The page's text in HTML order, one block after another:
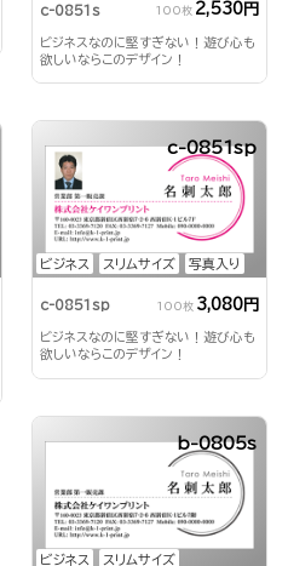
c-0851s 100枚 2,530円
ビジネスなのに堅すぎない！遊び心も
欲しいならこのデザイン！
ビジネス スリムサイズ 写真入り
c-0851sp
c-0851sp 100枚 3,080円
ビジネスなのに堅すぎない！遊び心も
欲しいならこのデザイン！
ビジネス スリムサイズ
b-0805s